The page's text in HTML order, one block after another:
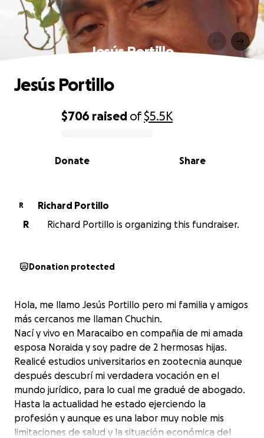
Jesús Portillo
0% complete
$706 raised of$5.5K
Share
Donate
Jesús Portillo
R
Richard Portillo
R
Richard Portillo is organizing this fundraiser.
Donation protected
Hola, me llamo Jesús Portillo pero mi familia y amigos
más cercanos me llaman Chuchin.
Nací y vivo en Maracaibo en compañia de mi amada
esposa Noraida y soy padre de 2 hermosas hijas.
Realicé estudios universitarios en zootecnia aunque
después descubrí mi verdadera vocación en el
mundo jurídico, para lo cual me gradué de abogado.
Hasta la actualidad he estado ejerciendo la
profesión y aunque es una labor muy noble mis
limitaciones de salud y la situación económica del